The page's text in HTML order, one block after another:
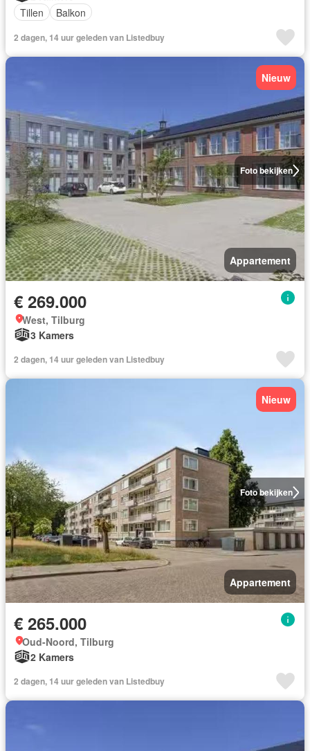
Tillen
Balkon
2 dagen, 14 uur geleden van Listedbuy
Foto bekijken
Nieuw
Appartement
€ 269.000
West, Tilburg
3 Kamers
2 dagen, 14 uur geleden van Listedbuy
Foto bekijken
Nieuw
Appartement
€ 265.000
Oud-Noord, Tilburg
2 Kamers
2 dagen, 14 uur geleden van Listedbuy